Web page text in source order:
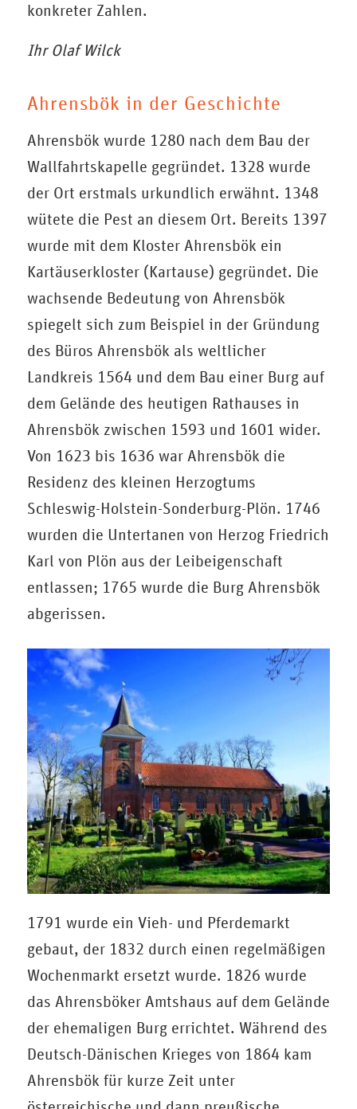
konkreter Zahlen.
Ihr Olaf Wilck
Ahrensbök in der Geschichte
Ahrensbök wurde 1280 nach dem Bau der
Wallfahrtskapelle gegründet. 1328 wurde
der Ort erstmals urkundlich erwähnt. 1348
wütete die Pest an diesem Ort. Bereits 1397
wurde mit dem Kloster Ahrensbök ein
Kartäuserkloster (Kartause) gegründet. Die
wachsende Bedeutung von Ahrensbök
spiegelt sich zum Beispiel in der Gründung
des Büros Ahrensbök als weltlicher
Landkreis 1564 und dem Bau einer Burg auf
dem Gelände des heutigen Rathauses in
Ahrensbök zwischen 1593 und 1601 wider.
Von 1623 bis 1636 war Ahrensbök die
Residenz des kleinen Herzogtums
Schleswig-Holstein-Sonderburg-Plön. 1746
wurden die Untertanen von Herzog Friedrich
Karl von Plön aus der Leibeigenschaft
entlassen; 1765 wurde die Burg Ahrensbök
abgerissen.
1791 wurde ein Vieh- und Pferdemarkt
gebaut, der 1832 durch einen regelmäßigen
Wochenmarkt ersetzt wurde. 1826 wurde
das Ahrensböker Amtshaus auf dem Gelände
der ehemaligen Burg errichtet. Während des
Deutsch-Dänischen Krieges von 1864 kam
Ahrensbök für kurze Zeit unter